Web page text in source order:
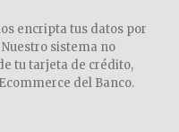
encripta tus datos por
sistema no
tu tarjeta de crédito,
del Banco.